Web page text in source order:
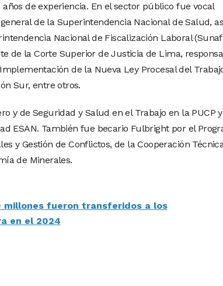
de experiencia. En el sector público fue vocal
de la Superintendencia Nacional de Salud,
Nacional de Fiscalización Laboral
de la Corte Superior de Justicia de Lima,
de la Nueva Ley Procesal del
Sur, entre otros.
y de Seguridad y Salud en el Trabajo en la PUCP y
ESAN. También fue becario Fulbright por el
y Gestión de Conflictos, de la Cooperación
de Minerales.
millones fueron transferidos a los
en el 2024